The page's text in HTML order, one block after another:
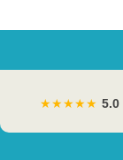
★★★★★ 5.0